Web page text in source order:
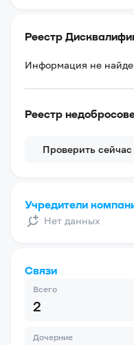
Реестр
Информация не
Реестр
Проверить сейчас
Учредители
Нет данных
Связи
Всего
2
Дочерние